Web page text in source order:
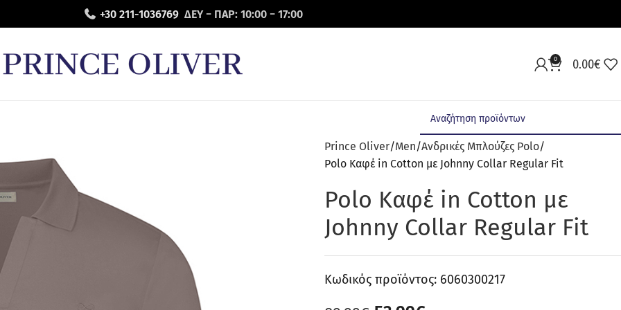
+30 211-1036769 ΔΕΥ − ΠΑΡ: 10:00 − 17:00
0 0.00€
Prince Oliver Men Ανδρικές Μπλούζες Polo
Polo Καφέ in Cotton με Johnny Collar Regular Fit
Polo Καφέ in Cotton με
Johnny Collar Regular Fit
Κωδικός προϊόντος: 6060300217